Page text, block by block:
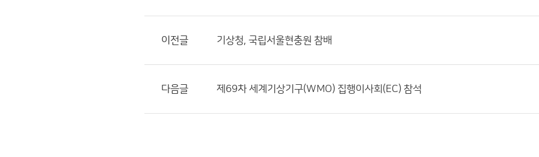
이전글 기상청, 국립서울현충원 참배
다음글 제69차 세계기상기구(WMO) 집행이사회(EC) 참석